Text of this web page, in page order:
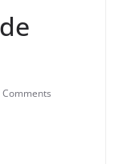
Comments